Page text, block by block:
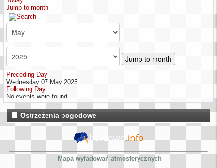
Jump to month
Jump to month
Preceding Day
Wednesday 07 May 2025
Following Day
No events were found
Ostrzeżenia pogodowe
Mapa wyładowań atmosferycznych